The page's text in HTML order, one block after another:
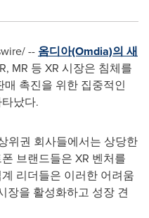
-- 옴디아(Omdia)의 새
MR 등 XR 시장은 침체를
매 촉진을 위한 집중적인
났다.
위권 회사들에서는 상당한
브랜드들은 XR 벤처를
리더들은 이러한 어려움
장을 활성화하고 성장 견